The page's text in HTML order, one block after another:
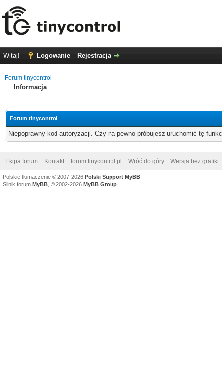
Witaj! Logowanie Rejestracja
Forum tinycontrol
Informacja
Forum tinycontrol
Niepoprawny kod autoryzacji. Czy na pewno próbujesz uruchomić tę
Ekipa forum Kontakt forum.tinycontrol.pl Wróć do góry Wersja bez grafiki
Polskie tłumaczenie © 2007-2026 Polski Support MyBB
Silnik forum MyBB , © 2002-2026 MyBB Group